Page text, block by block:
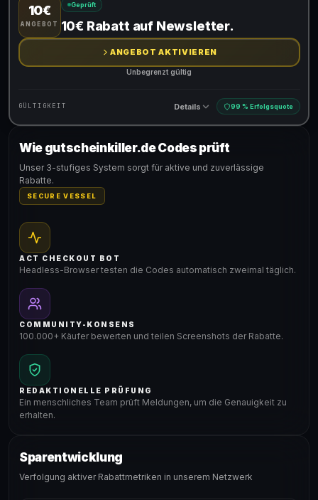
Gültig für teilnehmende Produkte
10€
ANGEBOT
Geprüft
10€ Rabatt auf Newsletter.
ANGEBOT AKTIVIEREN
Unbegrenzt gültig
GÜLTIGKEIT Details 99 % Erfolgsquote
Gültig für teilnehmende Produkte
Wie gutscheinkiller.de Codes prüft
Unser 3-stufiges System sorgt für aktive und zuverlässige
Rabatte.
SECURE VESSEL
ACT CHECKOUT BOT
Headless-Browser testen die Codes automatisch zweimal täglich.
COMMUNITY-KONSENS
100.000+ Käufer bewerten und teilen Screenshots der Rabatte.
REDAKTIONELLE PRÜFUNG
Ein menschliches Team prüft Meldungen, um die Genauigkeit zu
erhalten.
Sparentwicklung
Verfolgung aktiver Rabattmetriken in unserem Netzwerk